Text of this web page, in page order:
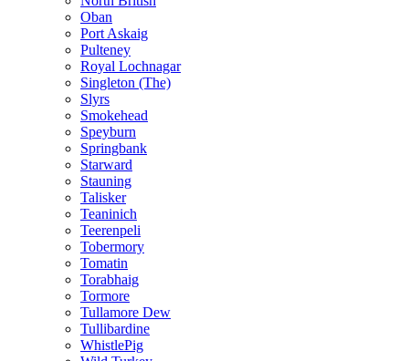
Oban
Port Askaig
Pulteney
Royal Lochnagar
Singleton (The)
Slyrs
Smokehead
Speyburn
Springbank
Starward
Stauning
Talisker
Teaninich
Teerenpeli
Tobermory
Tomatin
Torabhaig
Tormore
Tullamore Dew
Tullibardine
WhistlePig